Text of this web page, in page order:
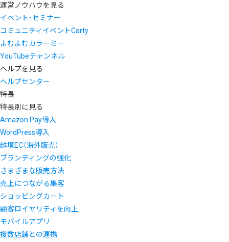
運営ノウハウを見る
イベント・セミナー
コミュニティイベントCarty
よむよむカラーミー
YouTubeチャンネル
ヘルプを見る
ヘルプセンター
特長
特長別に見る
Amazon Pay導入
WordPress導入
越境EC（海外販売）
ブランディングの強化
さまざまな販売方法
売上につながる集客
ショッピングカート
顧客ロイヤリティを向上
モバイルアプリ
複数店舗との連携